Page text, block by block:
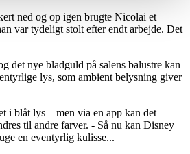
ned og op igen brugte Nicolai et
var tydeligt stolt efter endt arbejde. Det
det nye bladguld på salens balustre kan
lys, som ambient belysning giver
i blåt lys – men via en app kan det
til andre farver. - Så nu kan Disney
en eventyrlig kulisse...